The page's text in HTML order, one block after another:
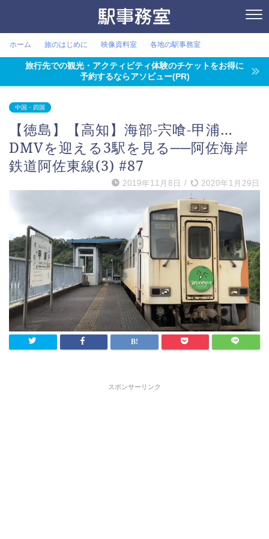
ホーム 旅のはじめに 映像資料室 各地の駅事務室
旅行先での観光・アクティビティ体験のチケットをお得に
予約するならアソビュー(PR)
中国・四国
【徳島】【高知】海部-宍喰-甲浦…
DMVを迎える3駅を見る──阿佐海岸
鉄道阿佐東線(3) #87
2019年11月8日 / 2020年1月29日
スポンサーリンク